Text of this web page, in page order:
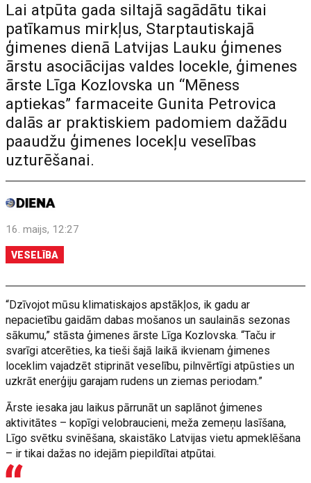
Lai atpūta gada siltajā sagādātu tikai
patīkamus mirkļus, Starptautiskajā
ģimenes dienā Latvijas Lauku ģimenes
ārstu asociācijas valdes locekle, ģimenes
ārste Līga Kozlovska un “Mēness
aptiekas” farmaceite Gunita Petrovica
dalās ar praktiskiem padomiem dažādu
paaudžu ģimenes locekļu veselības
uzturēšanai.
16. maijs, 12:27
VESELĪBA
“Dzīvojot mūsu klimatiskajos apstākļos, ik gadu ar
nepacietību gaidām dabas mošanos un saulainās sezonas
sākumu,” stāsta ģimenes ārste Līga Kozlovska. “Taču ir
svarīgi atcerēties, ka tieši šajā laikā ikvienam ģimenes
loceklim vajadzēt stiprināt veselību, pilnvērtīgi atpūsties un
uzkrāt enerģiju garajam rudens un ziemas periodam.”
Ārste iesaka jau laikus pārrunāt un saplānot ģimenes
aktivitātes – kopīgi velobraucieni, meža zemeņu lasīšana,
Līgo svētku svinēšana, skaistāko Latvijas vietu apmeklēšana
– ir tikai dažas no idejām piepildītai atpūtai.